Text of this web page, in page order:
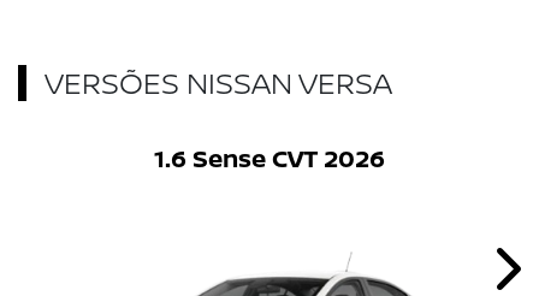
VERSÕES NISSAN VERSA
1.6 Sense CVT 2026